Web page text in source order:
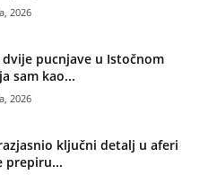
2026
pucnjave u Istočnom
sam kao...
2026
ključni detalj u aferi
prepiru...